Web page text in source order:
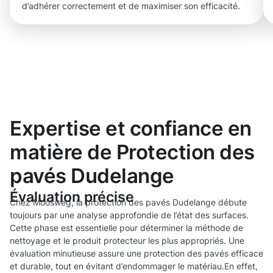
d’adhérer correctement et de maximiser son efficacité.
Expertise et confiance en
matière de Protection des
pavés Dudelange
Évaluation précise
Chez Moosweg, la protection des pavés Dudelange débute
toujours par une analyse approfondie de l’état des surfaces.
Cette phase est essentielle pour déterminer la méthode de
nettoyage et le produit protecteur les plus appropriés. Une
évaluation minutieuse assure une protection des pavés efficace
et durable, tout en évitant d’endommager le matériau.En effet,